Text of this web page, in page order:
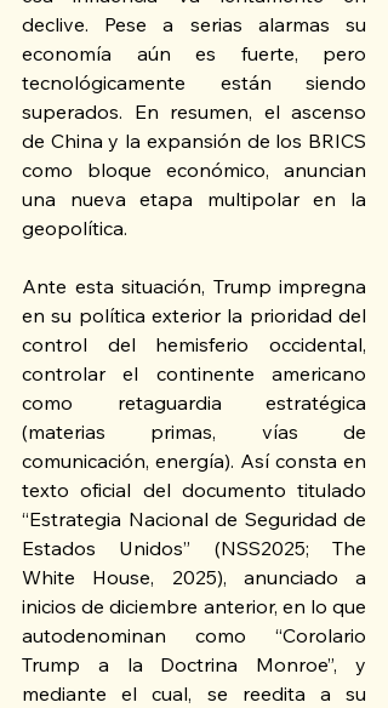
declive. Pese a serias alarmas su
economía aún es fuerte, pero
tecnológicamente están siendo
superados. En resumen, el ascenso
de China y la expansión de los BRICS
como bloque económico, anuncian
una nueva etapa multipolar en la
geopolítica.
Ante esta situación, Trump impregna
en su política exterior la prioridad del
control del hemisferio occidental,
controlar el continente americano
como retaguardia estratégica
(materias primas, vías de
comunicación, energía). Así consta en
texto oficial del documento titulado
“Estrategia Nacional de Seguridad de
Estados Unidos” (NSS2025; The
White House, 2025), anunciado a
inicios de diciembre anterior, en lo que
autodenominan como “Corolario
Trump a la Doctrina Monroe”, y
mediante el cual, se reedita a su